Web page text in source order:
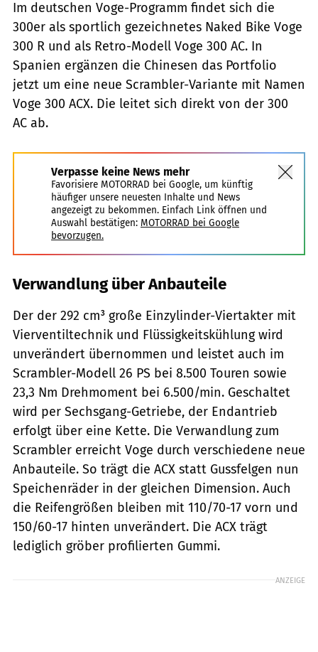
Im deutschen Voge-Programm findet sich die
300er als sportlich gezeichnetes Naked Bike Voge
300 R und als Retro-Modell Voge 300 AC. In
Spanien ergänzen die Chinesen das Portfolio
jetzt um eine neue Scrambler-Variante mit Namen
Voge 300 ACX. Die leitet sich direkt von der 300
AC ab.
Verpasse keine News mehr
Favorisiere MOTORRAD bei Google, um künftig
häufiger unsere neuesten Inhalte und News
angezeigt zu bekommen. Einfach Link öffnen und
Auswahl bestätigen: MOTORRAD bei Google
bevorzugen.
Verwandlung über Anbauteile
Der der 292 cm³ große Einzylinder-Viertakter mit
Vierventiltechnik und Flüssigkeitskühlung wird
unverändert übernommen und leistet auch im
Scrambler-Modell 26 PS bei 8.500 Touren sowie
23,3 Nm Drehmoment bei 6.500/min. Geschaltet
wird per Sechsgang-Getriebe, der Endantrieb
erfolgt über eine Kette. Die Verwandlung zum
Scrambler erreicht Voge durch verschiedene neue
Anbauteile. So trägt die ACX statt Gussfelgen nun
Speichenräder in der gleichen Dimension. Auch
die Reifengrößen bleiben mit 110/70-17 vorn und
150/60-17 hinten unverändert. Die ACX trägt
lediglich gröber profilierten Gummi.
ANZEIGE